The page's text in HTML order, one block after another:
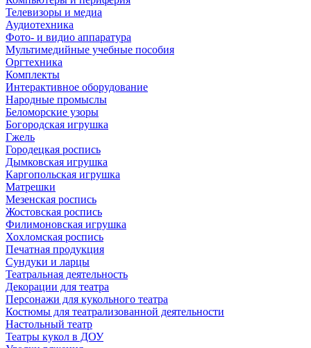
Телевизоры и медиа
Аудиотехника
Фото- и видио аппаратура
Мультимедийные учебные пособия
Оргтехника
Комплекты
Интерактивное оборудование
Народные промыслы
Беломорские узоры
Богородская игрушка
Гжель
Городецкая роспись
Дымковская игрушка
Каргопольская игрушка
Матрешки
Мезенская роспись
Жостовская роспись
Филимоновская игрушка
Хохломская роспись
Печатная продукция
Сундуки и ларцы
Театральная деятельность
Декорации для театра
Персонажи для кукольного театра
Костюмы для театрализованной деятельности
Настольный театр
Театры кукол в ДОУ